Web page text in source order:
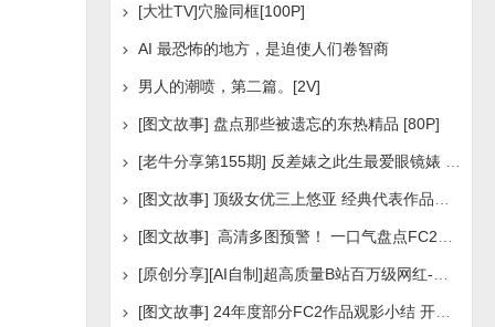
[大壮TV]穴脸同框[100P]
AI 最恐怖的地方，是迫使人们卷智商
男人的潮喷，第二篇。[2V]
[图文故事] 盘点那些被遗忘的东热精品 [80P]
[图文故事] 24年度部分FC2作品观影小结 开年王炸后续